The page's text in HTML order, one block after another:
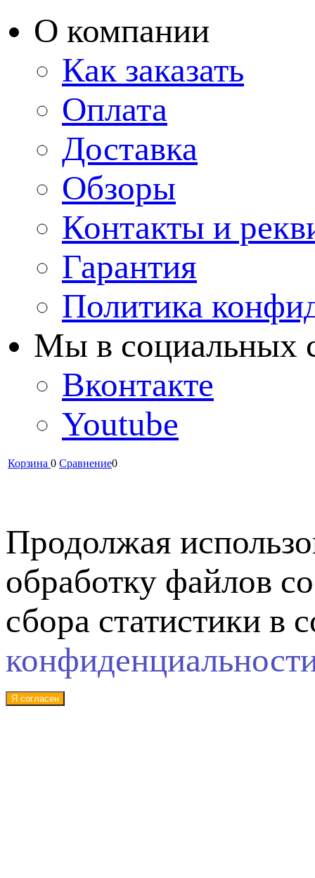
О компании
Как заказать
Оплата
Доставка
Обзоры
Контакты и
Гарантия
Политика
Мы в cоциальных
Вконтакте
Youtube
Корзина 0 Сравнение0
Продолжая
обработку файлов
сбора статистики в
Я согласен